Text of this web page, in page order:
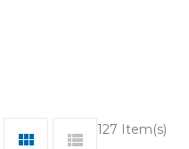
127 Item(s)